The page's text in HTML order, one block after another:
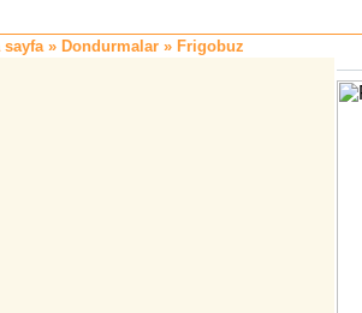
sayfa» Dondurmalar » Frigobuz